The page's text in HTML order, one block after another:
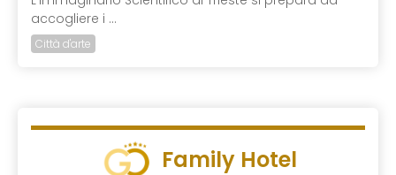
accogliere i ...
Città d'arte
Family Hotel